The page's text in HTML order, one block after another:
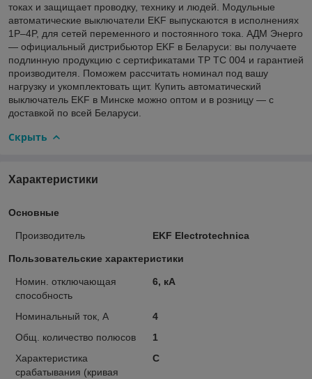
токах и защищает проводку, технику и людей. Модульные
автоматические выключатели EKF выпускаются в исполнениях
1P–4P, для сетей переменного и постоянного тока. АДМ Энерго
— официальный дистрибьютор EKF в Беларуси: вы получаете
подлинную продукцию с сертификатами ТР ТС 004 и гарантией
производителя. Поможем рассчитать номинал под вашу
нагрузку и укомплектовать щит. Купить автоматический
выключатель EKF в Минске можно оптом и в розницу — с
доставкой по всей Беларуси.
Скрыть
Характеристики
Основные
Производитель EKF Electrotechnica
Пользовательские характеристики
Номин. отключающая
способность
6, кА
Номинальный ток, А
4
Общ. количество полюсов
1
Характеристика
срабатывания (кривая
C